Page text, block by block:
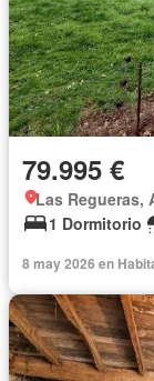
79.995 €
Las Regueras,
1 Dormitorio
8 may 2026 en